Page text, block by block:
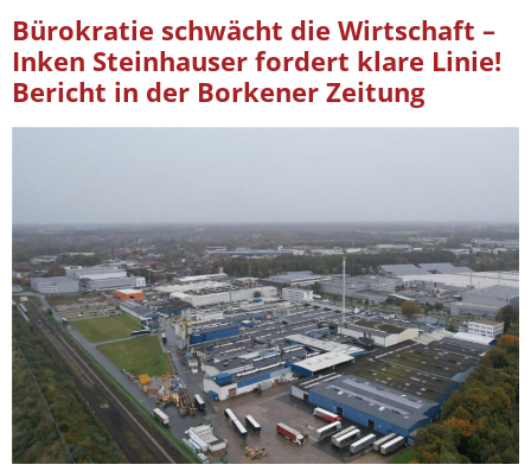
Bürokratie schwächt die Wirtschaft –
Inken Steinhauser fordert klare Linie!
Bericht in der Borkener Zeitung